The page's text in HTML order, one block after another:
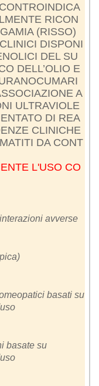
RICON
(RISSO)
DISPONI
DEL SU
DELL’OLIO E
A
ULTRAVIOLE
DI REA
CLINICHE
DA CONT
L'USO CO
avverse
basati su
basate su